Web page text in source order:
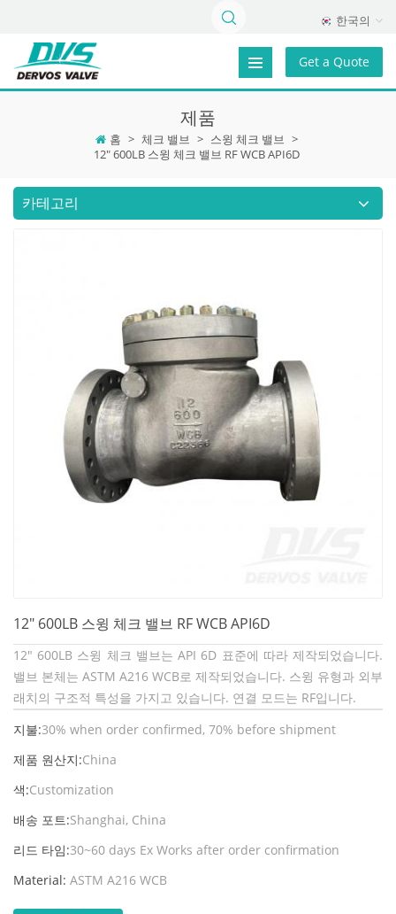
한국의
Get a Quote
제품
홈 > 체크 밸브 > 스윙 체크 밸브 >
12" 600LB 스윙 체크 밸브 RF WCB API6D
카테고리
12" 600LB 스윙 체크 밸브 RF WCB API6D
12" 600LB 스윙 체크 밸브는 API 6D 표준에 따라 제작되었습니다.
밸브 본체는 ASTM A216 WCB로 제작되었습니다. 스윙 유형과 외부
래치의 구조적 특성을 가지고 있습니다. 연결 모드는 RF입니다.
지불:30% when order confirmed, 70% before shipment
제품 원산지:China
색:Customization
배송 포트:Shanghai, China
리드 타임:30~60 days Ex Works after order confirmation
Material: ASTM A216 WCB